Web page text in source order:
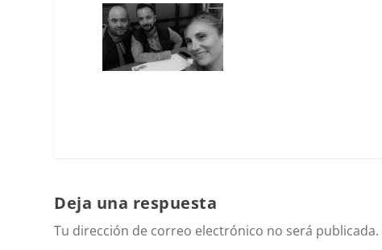
Deja una respuesta
Tu dirección de correo electrónico no será publicada.